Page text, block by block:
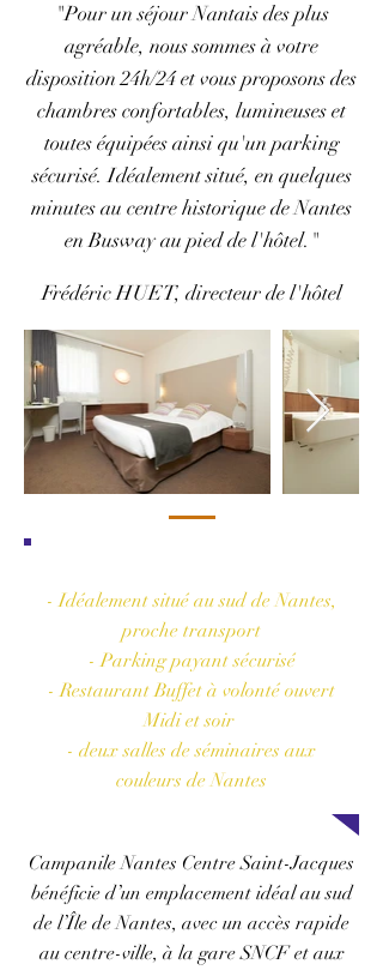
"Pour un séjour Nantais des plus
agréable, nous sommes à votre
disposition 24h/24 et vous proposons des
chambres confortables, lumineuses et
toutes équipées ainsi qu'un parking
sécurisé. Idéalement situé, en quelques
minutes au centre historique de Nantes
en Busway au pied de l'hôtel. "
Frédéric HUET, directeur de l'hôtel
- Idéalement situé au sud de Nantes,
proche transport
- Parking payant sécurisé
- Restaurant Buffet à volonté ouvert
Midi et soir
- deux salles de séminaires aux
couleurs de Nantes
Campanile Nantes Centre Saint-Jacques
bénéficie d’un emplacement idéal au sud
de l’Île de Nantes, avec un accès rapide
au centre-ville, à la gare SNCF et aux